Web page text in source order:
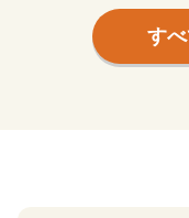
す